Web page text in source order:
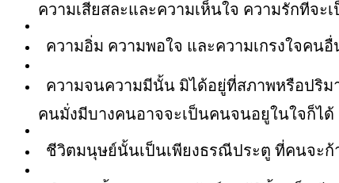
ความเสียสละและความเห็นใจ ความรักทีจ
ความอิ่ม ความพอใจ และความเกรงใจค
ความจนความมีนั้น มิได้อยู่ที่สภาพหรือปริ
คนมั่งมีบางคนอาจจะเป็นคนจนอยูในใจก็ไ
ชีวิตมนุษย์นั้นเป็นเพียงธรณีประตู ที่คนจะก้